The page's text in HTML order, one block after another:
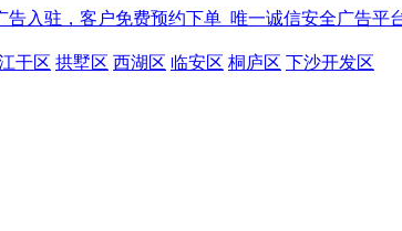
入驻，客户免费预约下单_唯一诚信安全广告平
干区 拱墅区 西湖区 临安区 桐庐区 下沙开发区